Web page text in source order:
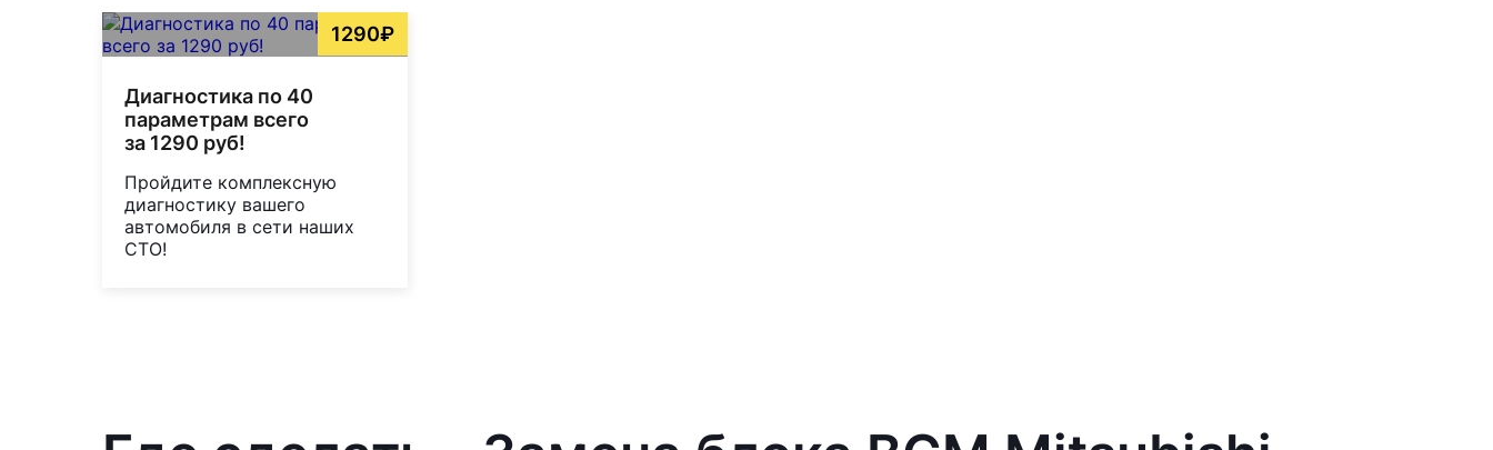
1290₽
Диагностика по 40
параметрам всего
за 1290 руб!
Пройдите комплексную
диагностику вашего
автомобиля в сети наших
СТО!